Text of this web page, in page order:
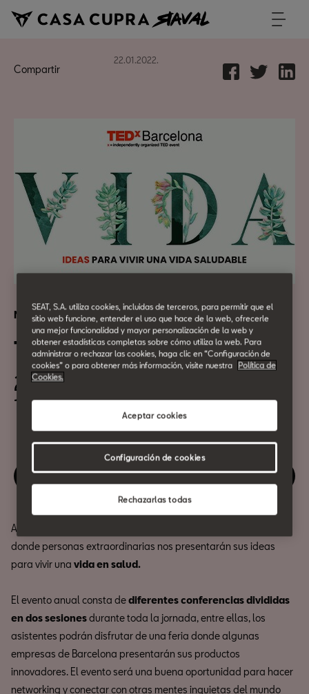
22.01.2022.
Compartir
Networking
TEDxBarcelona 2022: Vida
22 de Enero
16:00h
Revive este evento
Asiste al evento anual TEDxBarcelona 2022, una jornada única
donde personas extraordinarias nos presentarán sus ideas
para vivir una vida en salud.
El evento anual consta dediferentes conferencias divididas
en dos sesionesdurante toda la jornada, entre ellas, los
asistentes podrán disfrutar de una feria donde algunas
empresas de Barcelona presentarán sus productos
innovadores. El evento será una buena oportunidad para hacer
networking y conectar con otras mentes inquietas del mundo
SEAT, S.A. utiliza cookies, incluidas de terceros, para permitir que el
sitio web funcione, entender el uso que hace de la web, ofrecerle
una mejor funcionalidad y mayor personalización de la web y
obtener estadísticas completas sobre cómo utiliza la web. Para
administrar o rechazar las cookies, haga clic en “Configuración de
cookies” o para obtener más información, visite nuestra
Política de
Cookies.
Rechazarlas todas
Aceptar cookies
Configuración de cookies